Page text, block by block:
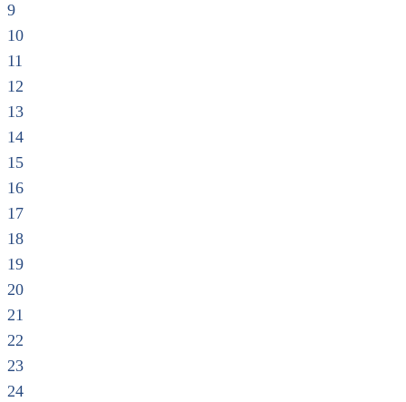
9
10
11
12
13
14
15
16
17
18
19
20
21
22
23
24